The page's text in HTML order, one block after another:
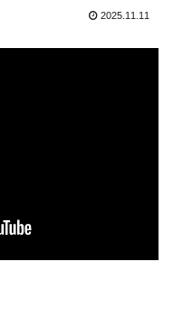
2025.11.11